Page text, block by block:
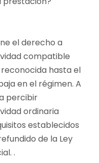
el derecho a
compatible
hasta el
en el régimen. A
percibir
ordinaria
establecidos
de la Ley
.